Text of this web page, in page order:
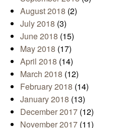
August 2018 (2)
July 2018 (3)
June 2018 (15)
May 2018 (17)
April 2018 (14)
March 2018 (12)
February 2018 (14)
January 2018 (13)
December 2017 (12)
November 2017 (11)